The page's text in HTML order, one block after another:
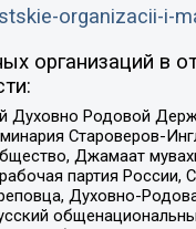
organizacii-i-
организаций в
Духовно Родовой
Староверов-
Джамаат
партия
Духовно-